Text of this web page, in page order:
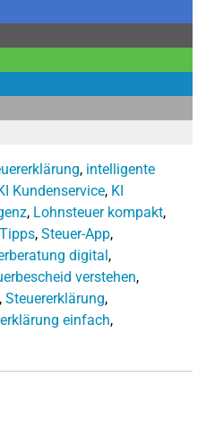
, intelligente
Kundenservice, KI
, Lohnsteuer kompakt,
, Steuer-App,
digital,
verstehen,
, Steuererklärung,
einfach,